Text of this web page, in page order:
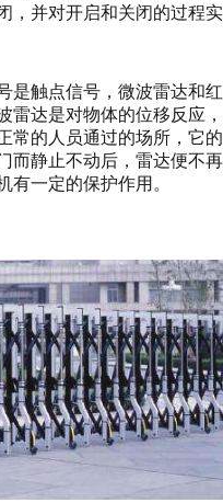
，并对开启和关闭的过程实
是触点信号，微波雷达和红
雷达是对物体的位移反应，
常的人员通过的场所，它的
而静止不动后，雷达便不再
有一定的保护作用。